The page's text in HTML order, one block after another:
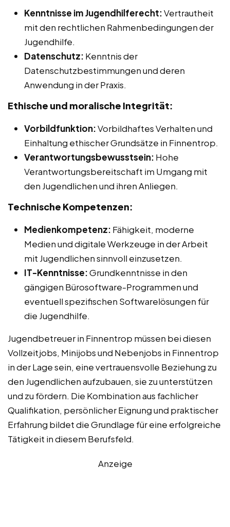
Kenntnisse im Jugendhilferecht:Vertrautheit
mit den rechtlichen Rahmenbedingungen der
Jugendhilfe.
Datenschutz: Kenntnis der
Datenschutzbestimmungen und deren
Anwendung in der Praxis.
Ethische und moralische Integrität:
Vorbildfunktion:Vorbildhaftes Verhalten und
Einhaltung ethischer Grundsätze in Finnentrop.
Verantwortungsbewusstsein: Hohe
Verantwortungsbereitschaft im Umgang mit
den Jugendlichen und ihren Anliegen.
Technische Kompetenzen:
Medienkompetenz: Fähigkeit, moderne
Medien und digitale Werkzeuge in der Arbeit
mit Jugendlichen sinnvoll einzusetzen.
IT-Kenntnisse:Grundkenntnisse in den
gängigen Bürosoftware-Programmen und
eventuell spezifischen Softwarelösungen für
die Jugendhilfe.
Jugendbetreuer in Finnentrop müssen bei diesen
Vollzeitjobs, Minijobs und Nebenjobs in Finnentrop
in der Lage sein, eine vertrauensvolle Beziehung zu
den Jugendlichen aufzubauen, sie zu unterstützen
und zu fördern. Die Kombination aus fachlicher
Qualifikation, persönlicher Eignung und praktischer
Erfahrung bildet die Grundlage für eine erfolgreiche
Tätigkeit in diesem Berufsfeld.
Anzeige